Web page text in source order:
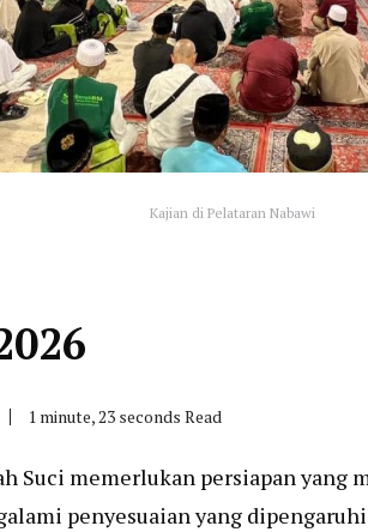
Kajian di Pelataran Nabawi
1 minute, 23 seconds Read
Suci memerlukan persiapan yang
penyesuaian yang